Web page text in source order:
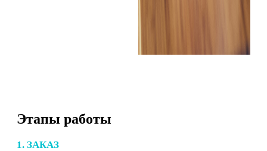
Этапы работы
1. ЗАКАЗ